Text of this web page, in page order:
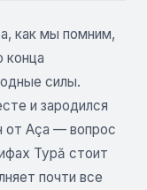
как мы помним,
конца
силы.
и зародился
от Аçа — во­прос
Турă стоит
почти все